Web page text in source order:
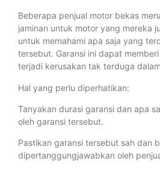
Beberapa penjual motor bekas
jaminan untuk motor yang mereka
untuk memahami apa saja yang
tersebut. Garansi ini dapat
terjadi kerusakan tak terduga
Hal yang perlu diperhatikan:
Tanyakan durasi garansi dan apa
oleh garansi tersebut.
Pastikan garansi tersebut sah dan
dipertanggungjawabkan oleh